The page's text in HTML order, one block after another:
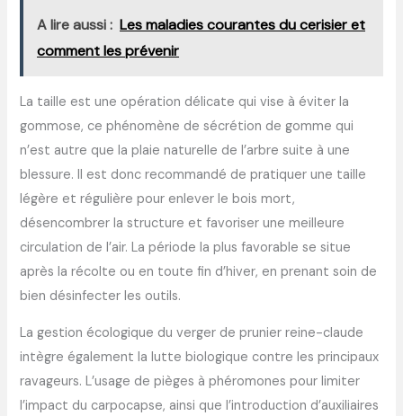
A lire aussi : Les maladies courantes du cerisier et
comment les prévenir
La taille est une opération délicate qui vise à éviter la
gommose, ce phénomène de sécrétion de gomme qui
n’est autre que la plaie naturelle de l’arbre suite à une
blessure. Il est donc recommandé de pratiquer une taille
légère et régulière pour enlever le bois mort,
désencombrer la structure et favoriser une meilleure
circulation de l’air. La période la plus favorable se situe
après la récolte ou en toute fin d’hiver, en prenant soin de
bien désinfecter les outils.
La gestion écologique du verger de prunier reine-claude
intègre également la lutte biologique contre les principaux
ravageurs. L’usage de pièges à phéromones pour limiter
l’impact du carpocapse, ainsi que l’introduction d’auxiliaires